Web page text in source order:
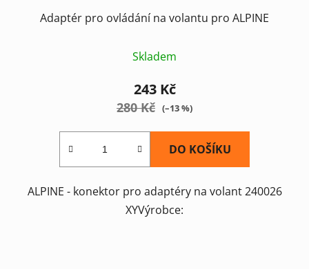
Adaptér pro ovládání na volantu pro ALPINE
Skladem
243 Kč
280 Kč (–13 %)
DO KOŠÍKU
ALPINE - konektor pro adaptéry na volant 240026
XYVýrobce: